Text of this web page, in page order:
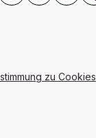
zu Cookies